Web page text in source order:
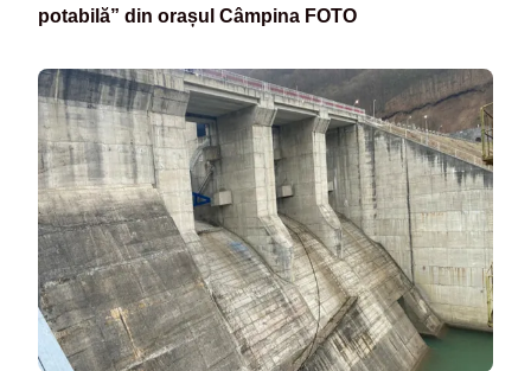
potabilă” din orașul Câmpina FOTO